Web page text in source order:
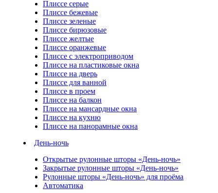
Плиссе серые
Плиссе бежевые
Плиссе зеленые
Плиссе бирюзовые
Плиссе желтые
Плиссе оранжевые
Плиссе с электроприводом
Плиссе на пластиковые окна
Плиссе на дверь
Плиссе для ванной
Плиссе в проем
Плиссе на балкон
Плиссе на мансардные окна
Плиссе на кухню
Плиссе на панорамные окна
День-ночь
Открытые рулонные шторы «День-ночь»
Закрытые рулонные шторы «День-ночь»
Рулонные шторы «День-ночь» для проёма
Автоматика